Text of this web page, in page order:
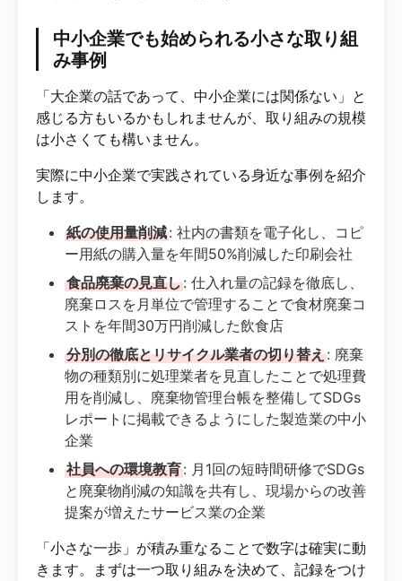
中小企業でも始められる小さな取り組
み事例
「大企業の話であって、中小企業には関係ない」と
感じる方もいるかもしれませんが、取り組みの規模
は小さくても構いません。
実際に中小企業で実践されている身近な事例を紹介
します。
紙の使用量削減: 社内の書類を電子化し、コピ
ー用紙の購入量を年間50%削減した印刷会社
食品廃棄の見直し: 仕入れ量の記録を徹底し、
廃棄ロスを月単位で管理することで食材廃棄コ
ストを年間30万円削減した飲食店
分別の徹底とリサイクル業者の切り替え: 廃棄
物の種類別に処理業者を見直したことで処理費
用を削減し、廃棄物管理台帳を整備してSDGs
レポートに掲載できるようにした製造業の中小
企業
社員への環境教育: 月1回の短時間研修でSDGs
と廃棄物削減の知識を共有し、現場からの改善
提案が増えたサービス業の企業
「小さな一歩」が積み重なることで数字は確実に動
きます。まずは一つ取り組みを決めて、記録をつけ